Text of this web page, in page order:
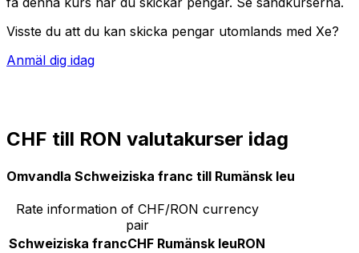
Visste du att du kan skicka pengar utomlands med Xe?
Anmäl dig idag
CHF till RON valutakurser idag
Omvandla Schweiziska franc till Rumänsk leu
Rate information of CHF/RON currency
pair
Schweiziska francCHF Rumänsk leuRON